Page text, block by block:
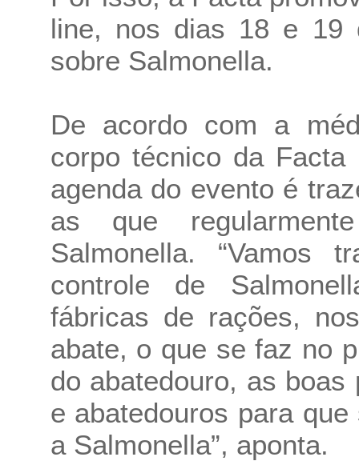
line, nos dias 18 e 19
sobre Salmonella.
De acordo com a
corpo técnico da
agenda do evento é
as que
Salmonella. “Vamos
controle de
fábricas de rações,
abate, o que se faz no
do abatedouro, as
e abatedouros para
a Salmonella”, aponta.